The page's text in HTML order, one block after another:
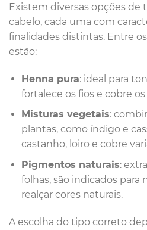
Existem diversas opções de
cabelo, cada uma com
finalidades distintas. Entre
estão:
Henna pura: ideal para
fortalece os fios e cobre
Misturas vegetais:
plantas, como índigo e
castanho, loiro e cobre
Pigmentos naturais:
folhas, são indicados para
realçar cores naturais.
A escolha do tipo correto